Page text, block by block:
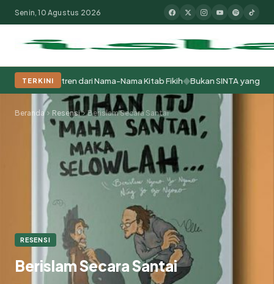
Populer:Moderasi BeragamaKhutbah JumatPesantrenTokoh
Senin, 10 Agustus 2026
TERKINIdari Nama-Nama Kitab Fikih◆Bukan SINTA yang
Beranda Resensi Berislam Secara Santai
RESENSI
Berislam Secara Santai